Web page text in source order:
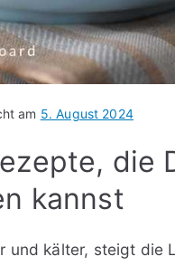
am 5. August 2024
die
kannst
und kälter, steigt die